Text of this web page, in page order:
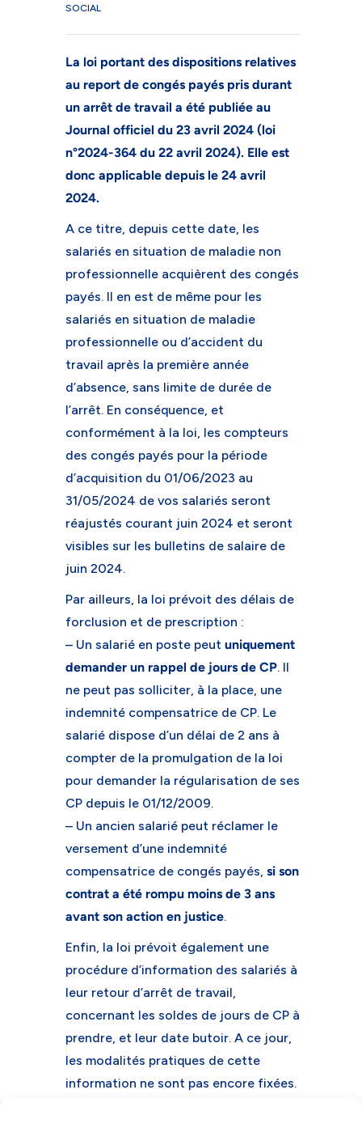
SOCIAL
La loi portant des dispositions relatives
au report de congés payés pris durant
un arrêt de travail a été publiée au
Journal officiel du 23 avril 2024 (loi
n°2024-364 du 22 avril 2024). Elle est
donc applicable depuis le 24 avril
2024.
A ce titre, depuis cette date, les
salariés en situation de maladie non
professionnelle acquièrent des congés
payés. Il en est de même pour les
salariés en situation de maladie
professionnelle ou d’accident du
travail après la première année
d’absence, sans limite de durée de
l’arrêt. En conséquence, et
conformément à la loi, les compteurs
des congés payés pour la période
d’acquisition du 01/06/2023 au
31/05/2024 de vos salariés seront
réajustés courant juin 2024 et seront
visibles sur les bulletins de salaire de
juin 2024.
Par ailleurs, la loi prévoit des délais de
forclusion et de prescription :
– Un salarié en poste peut uniquement
demander un rappel de jours de CP. Il
ne peut pas solliciter, à la place, une
indemnité compensatrice de CP. Le
salarié dispose d’un délai de 2 ans à
compter de la promulgation de la loi
pour demander la régularisation de ses
CP depuis le 01/12/2009.
– Un ancien salarié peut réclamer le
versement d’une indemnité
compensatrice de congés payés, si son
contrat a été rompu moins de 3 ans
avant son action en justice.
Enfin, la loi prévoit également une
procédure d’information des salariés à
leur retour d’arrêt de travail,
concernant les soldes de jours de CP à
prendre, et leur date butoir. A ce jour,
les modalités pratiques de cette
information ne sont pas encore fixées.